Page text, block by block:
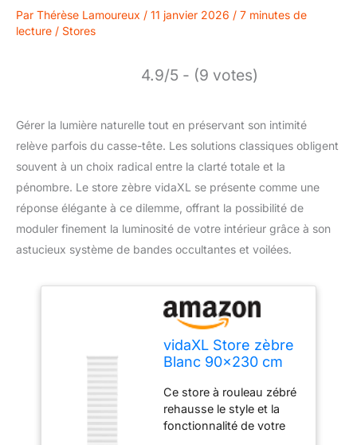
Par Thérèse Lamoureux / 11 janvier 2026 / 7 minutes de
lecture / Stores
4.9/5 - (9 votes)
Gérer la lumière naturelle tout en préservant son intimité
relève parfois du casse-tête. Les solutions classiques obligent
souvent à un choix radical entre la clarté totale et la
pénombre. Le store zèbre vidaXL se présente comme une
réponse élégante à ce dilemme, offrant la possibilité de
moduler finement la luminosité de votre intérieur grâce à son
astucieux système de bandes occultantes et voilées.
vidaXL Store zèbre
Blanc 90x230 cm
85,9 cm Polyester
Ce store à rouleau zébré
rehausse le style et la
fonctionnalité de votre